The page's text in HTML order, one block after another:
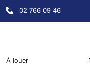
02 766 09 46
À louer